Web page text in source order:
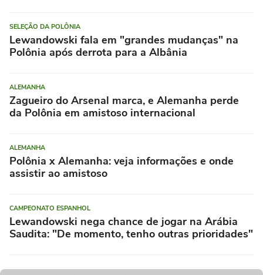
SELEÇÃO DA POLÔNIA
Lewandowski fala em "grandes mudanças" na
Polônia após derrota para a Albânia
ALEMANHA
Zagueiro do Arsenal marca, e Alemanha perde
da Polônia em amistoso internacional
ALEMANHA
Polônia x Alemanha: veja informações e onde
assistir ao amistoso
CAMPEONATO ESPANHOL
Lewandowski nega chance de jogar na Arábia
Saudita: "De momento, tenho outras prioridades"